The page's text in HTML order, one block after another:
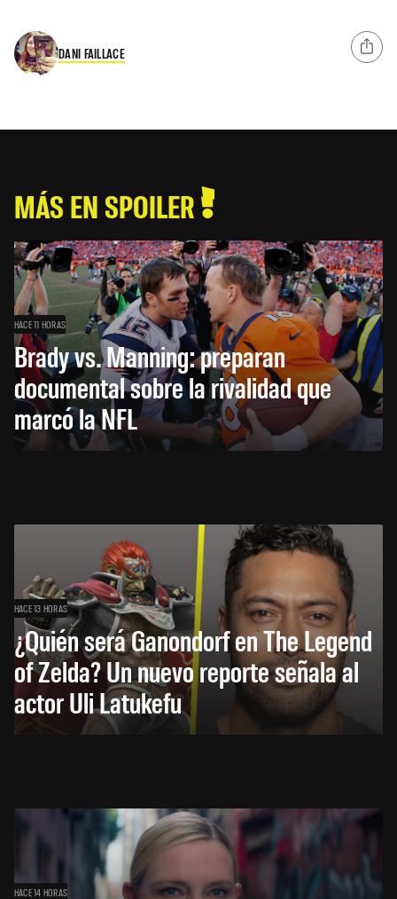
DANI FAILLACE
MÁS EN SPOILER
HACE 11 HORAS
Brady vs. Manning: preparan
documental sobre la rivalidad que
marcó la NFL
HACE 13 HORAS
¿Quién será Ganondorf en The Legend
of Zelda? Un nuevo reporte señala al
actor Uli Latukefu
HACE 14 HORAS